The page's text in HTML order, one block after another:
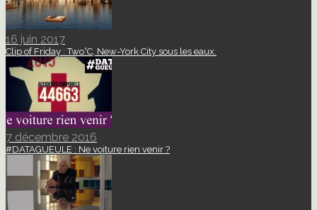
16 juin 2017
Clip of Friday : Two°C, New-York City sous les eaux.
7 décembre 2016
#DATAGUEULE : Ne voiture rien venir ?